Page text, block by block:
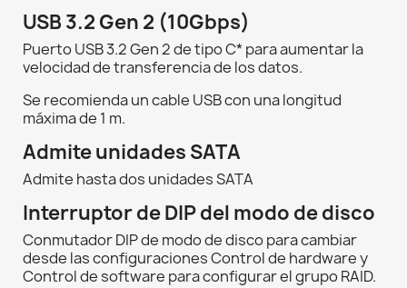
USB 3.2 Gen 2 (10Gbps)
Puerto USB 3.2 Gen 2 de tipo C* para aumentar la
velocidad de transferencia de los datos.
Se recomienda un cable USB con una longitud
máxima de 1 m.
Admite unidades SATA
Admite hasta dos unidades SATA
Interruptor de DIP del modo de disco
Conmutador DIP de modo de disco para cambiar
desde las configuraciones Control de hardware y
Control de software para configurar el grupo RAID.